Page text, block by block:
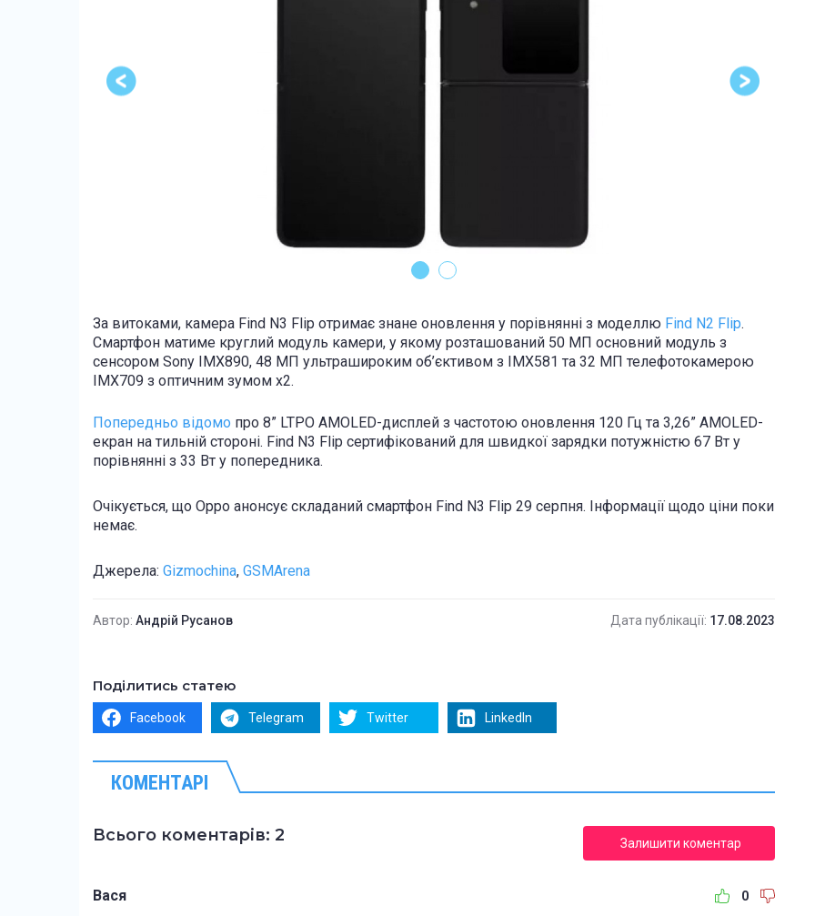
За витоками, камера Find N3 Flip отримає знане оновлення у порівнянні з моделлю Find N2 Flip.
Смартфон матиме круглий модуль камери, у якому розташований 50 МП основний модуль з
сенсором Sony IMX890, 48 МП ультрашироким об’єктивом з IMX581 та 32 МП телефотокамерою
IMX709 з оптичним зумом x2.
Попередньо відомо про 8” LTPO AMOLED-дисплей з частотою оновлення 120 Гц та 3,26” AMOLED-
екран на тильній стороні. Find N3 Flip сертифікований для швидкої зарядки потужністю 67 Вт у
порівнянні з 33 Вт у попередника.
Очікується, що Oppo анонсує складаний смартфон Find N3 Flip 29 серпня. Інформації щодо ціни поки
немає.
Джерела: Gizmochina, GSMArena
Автор: Андрій Русанов Дата публікації: 17.08.2023
Поділитись статею
Facebook Telegram Twitter LinkedIn
КОМЕНТАРІ
Всього коментарів: 2 Залишити коментар
Вася 0